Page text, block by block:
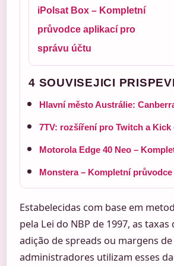
iPolsat Box – Kompletní
průvodce aplikací pro
správu účtu
4 SOUVISEJICI
Hlavní město Austrálie:
7TV: rozšíření pro Twitch a Kick
Motorola Edge 40 Neo –
Monstera – Kompletní
Estabelecidas com base em
pela Lei do NBP de 1997, as
adição de spreads ou margens
administradores utilizam esses